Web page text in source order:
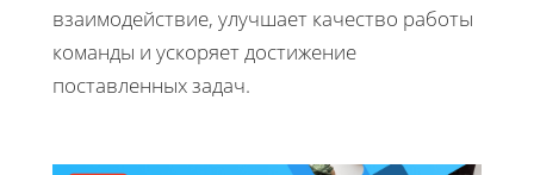
взаимодействие, улучшает качество работы
команды и ускоряет достижение
поставленных задач.